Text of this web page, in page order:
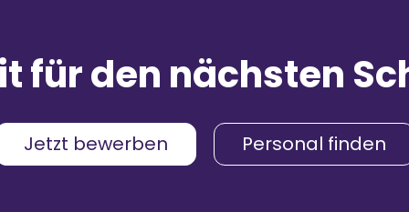
Gehalt
4,2
4,3
4,2
für den nächsten
Jetzt bewerben Personal finden